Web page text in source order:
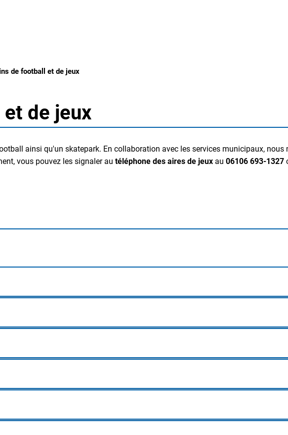
de football et de jeux
de jeux
ainsi qu'un skatepark. En collaboration avec les services municipaux,
vous pouvez les signaler au téléphone des aires de jeux au 06106 693-1327